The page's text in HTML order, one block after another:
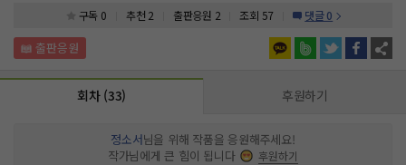
의 걱정을 사는 감독대상자일뿐이었다. 그렇게 사랑이라는 감정
는 너무나도 다른 괴물이 되기까지 얼마남지 않은 그를.
구독 0 추천 2 출판응원 2 조회 57 댓글 0
회차 (33) 후원하기
정소서님을 위해 작품을 응원해주세요!
작가님에게 큰 힘이 됩니다
후원하기